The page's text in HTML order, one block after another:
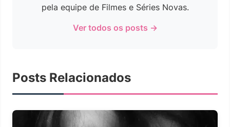
pela equipe de Filmes e Séries Novas.
Ver todos os posts →
Posts Relacionados